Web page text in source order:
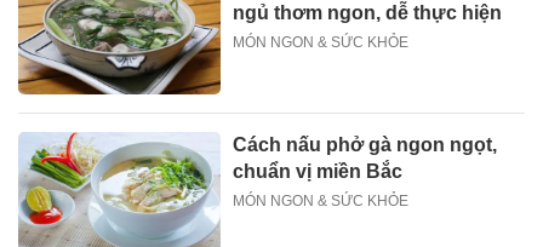
ngủ thơm ngon, dễ thực hiện
MÓN NGON & SỨC KHỎE
Cách nấu phở gà ngon ngọt,
chuẩn vị miền Bắc
MÓN NGON & SỨC KHỎE